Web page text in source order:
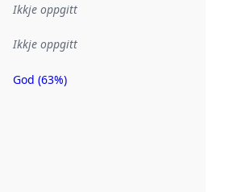
Ikkje oppgitt
Ikkje oppgitt
Metadatakvalitet
God (63%)